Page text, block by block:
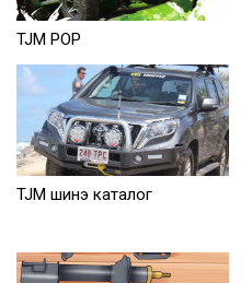
TJM POP
TJM шинэ каталог